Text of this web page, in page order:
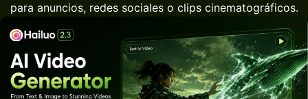
para anuncios, redes sociales o clips cinematográficos.